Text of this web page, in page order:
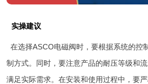
实操建议
在选择ASCO电磁阀时，要根据系统的控
制方式。同时，要注意产品的耐压等级和
满足实际需求。在安装和使用过程中，要